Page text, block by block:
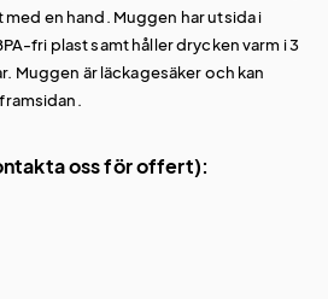
en hand. Muggen har utsida i
fri plast samt håller drycken varm i 3
Muggen är läckagesäker och kan
oss för offert):